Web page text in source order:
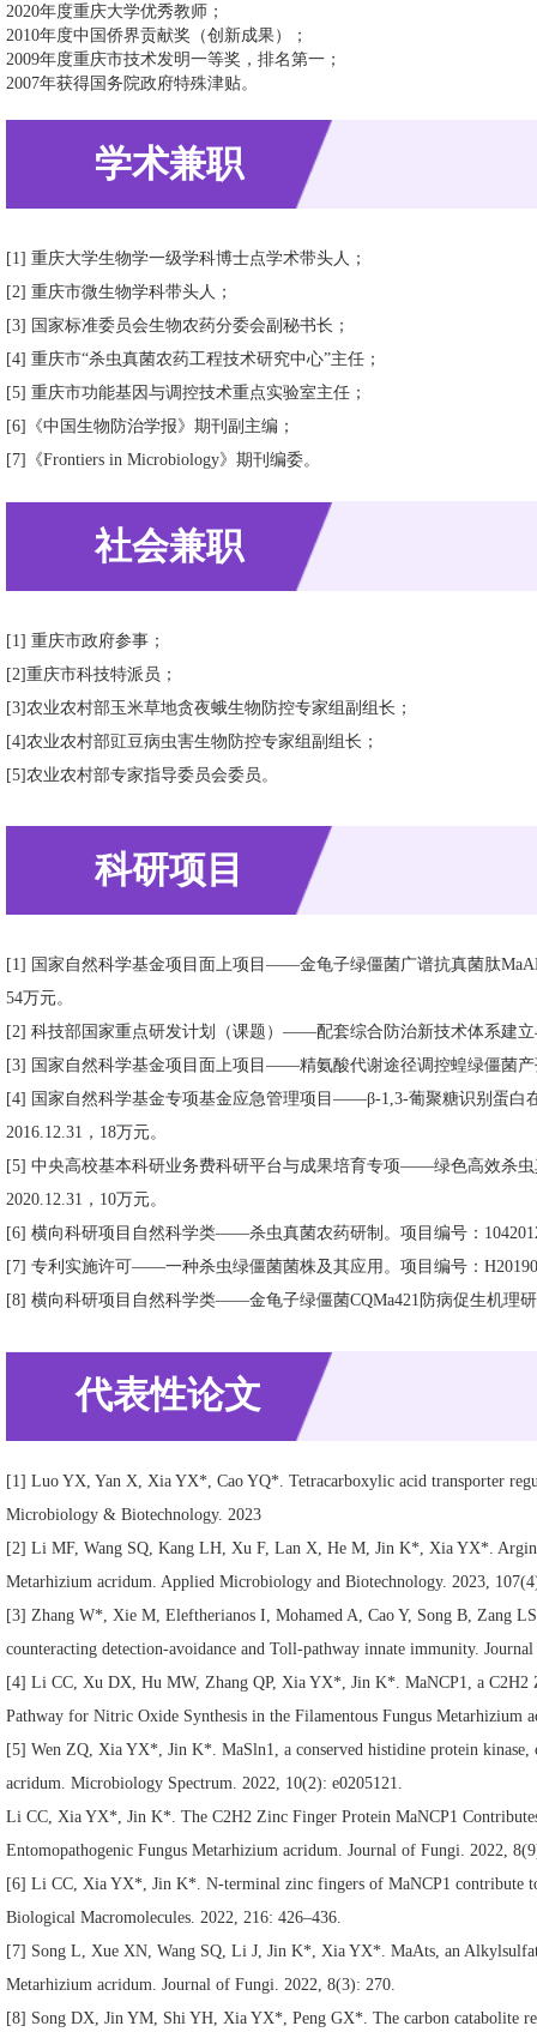
2020年度重庆大学优秀教师；
2010年度中国侨界贡献奖（创新成果）；
2009年度重庆市技术发明一等奖，排名第一；
2007年获得国务院政府特殊津贴。
学术兼职
[1] 重庆大学生物学一级学科博士点学术带头人；
[2] 重庆市微生物学科带头人；
[3] 国家标准委员会生物农药分委会副秘书长；
[4] 重庆市“杀虫真菌农药工程技术研究中心”主任；
[5] 重庆市功能基因与调控技术重点实验室主任；
[6]《中国生物防治学报》期刊副主编；
[7]《Frontiers in Microbiology》期刊编委。
社会兼职
[1] 重庆市政府参事；
[2]重庆市科技特派员；
[3]农业农村部玉米草地贪夜蛾生物防控专家组副组长；
[4]农业农村部豇豆病虫害生物防控专家组副组长；
[5]农业农村部专家指导委员会委员。
科研项目
[1] 国家自然科学基金项目面上项目——金龟子绿僵菌广谱抗真菌肽
54万元。
[2] 科技部国家重点研发计划（课题）——配套综合防治新技术体系建立
[3] 国家自然科学基金项目面上项目——精氨酸代谢途径调控蝗绿僵菌产
[4] 国家自然科学基金专项基金应急管理项目——β-1,3-葡聚糖识别蛋白
2016.12.31，18万元。
[5] 中央高校基本科研业务费科研平台与成果培育专项——绿色高效杀虫
2020.12.31，10万元。
[6] 横向科研项目自然科学类——杀虫真菌农药研制。项目编号：
[7] 专利实施许可——一种杀虫绿僵菌菌株及其应用。项目编号：
[8] 横向科研项目自然科学类——金龟子绿僵菌CQMa421防病促生机理研
代表性论文
[1] Luo YX, Yan X, Xia YX*, Cao YQ*. Tetracarboxylic acid transporter
Microbiology & Biotechnology. 2023
[2] Li MF, Wang SQ, Kang LH, Xu F, Lan X, He M, Jin K*, Xia YX*.
Metarhizium acridum. Applied Microbiology and Biotechnology. 2023,
[3] Zhang W*, Xie M, Eleftherianos I, Mohamed A, Cao Y, Song B, Zang
counteracting detection-avoidance and Toll-pathway innate immunity.
[4] Li CC, Xu DX, Hu MW, Zhang QP, Xia YX*, Jin K*. MaNCP1, a C2H2
Pathway for Nitric Oxide Synthesis in the Filamentous Fungus Metarhizium
[5] Wen ZQ, Xia YX*, Jin K*. MaSln1, a conserved histidine protein
acridum. Microbiology Spectrum. 2022, 10(2): e0205121.
Li CC, Xia YX*, Jin K*. The C2H2 Zinc Finger Protein MaNCP1
Entomopathogenic Fungus Metarhizium acridum. Journal of Fungi. 2022,
[6] Li CC, Xia YX*, Jin K*. N-terminal zinc fingers of MaNCP1 contribute
Biological Macromolecules. 2022, 216: 426–436.
[7] Song L, Xue XN, Wang SQ, Li J, Jin K*, Xia YX*. MaAts, an
Metarhizium acridum. Journal of Fungi. 2022, 8(3): 270.
[8] Song DX, Jin YM, Shi YH, Xia YX*, Peng GX*. The carbon catabolite